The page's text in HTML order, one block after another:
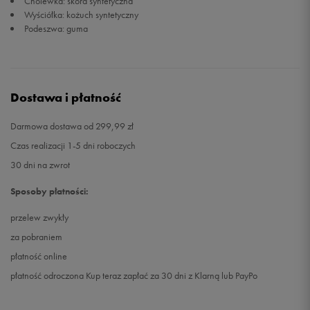
Wyściółka: kożuch syntetyczny
Podeszwa: guma
Dostawa i płatność
Darmowa dostawa od 299,99 zł
Czas realizacji 1-5 dni roboczych
30 dni na zwrot
Sposoby płatności:
przelew zwykły
za pobraniem
płatność online
płatność odroczona Kup teraz zapłać za 30 dni z Klarną lub PayPo